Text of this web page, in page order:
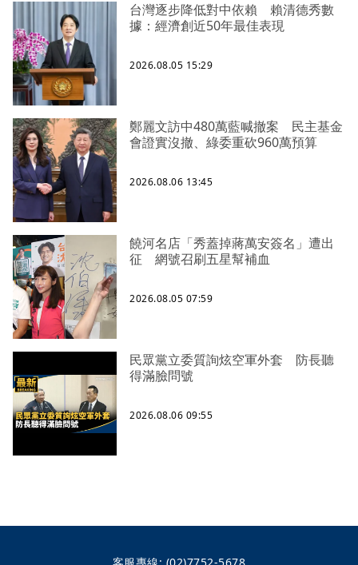
台灣逐步降低對中依賴 賴清德秀數
據：經濟創近50年最佳表現
2026.08.05 15:29
鄭麗文訪中480萬藍喊撤案 民主基金
會證實沒撤、綠委重砍960萬預算
2026.08.06 13:45
饒河名店「秀蓋掉蔣萬安簽名」遭出
征 網號召刷五星幫補血
2026.08.05 07:59
民眾黨立委質詢炫空軍外套 防長聽
得滿臉問號
2026.08.06 09:55